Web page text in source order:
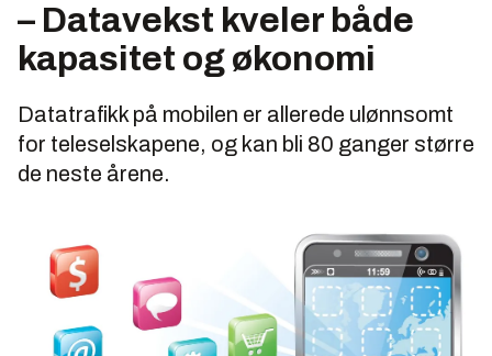
– Datavekst kveler både
kapasitet og økonomi
Datatrafikk på mobilen er allerede ulønnsomt
for teleselskapene, og kan bli 80 ganger større
de neste årene.